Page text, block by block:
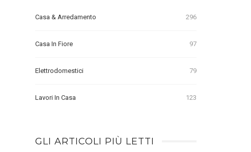
Casa & Arredamento 296
Casa In Fiore 97
Elettrodomestici 79
Lavori In Casa 123
GLI ARTICOLI PIÙ LETTI